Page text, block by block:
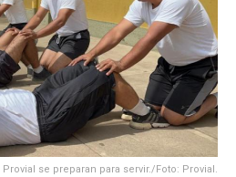
se preparan para servir./Foto: Provial.